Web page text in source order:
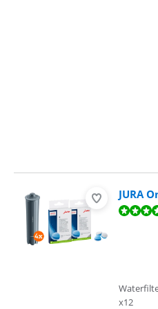
JURA
Beoordeling is 8,0 van de 10,
x12